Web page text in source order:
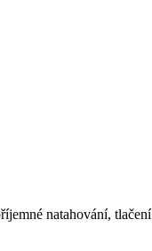
natahování,